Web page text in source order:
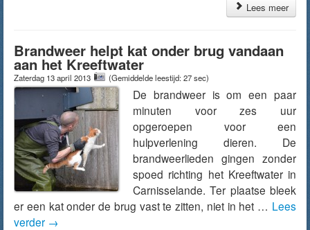
Lees meer
Brandweer helpt kat onder brug vandaan
aan het Kreeftwater
Zaterdag 13 april 2013 (Gemiddelde leestijd: 27 sec)
De brandweer is om een paar
minuten voor zes uur
opgeroepen voor een
hulpverlening dieren. De
brandweerlieden gingen zonder
spoed richting het Kreeftwater in
Carnisselande. Ter plaatse bleek
er een kat onder de brug vast te zitten, niet in het … Lees
verder →